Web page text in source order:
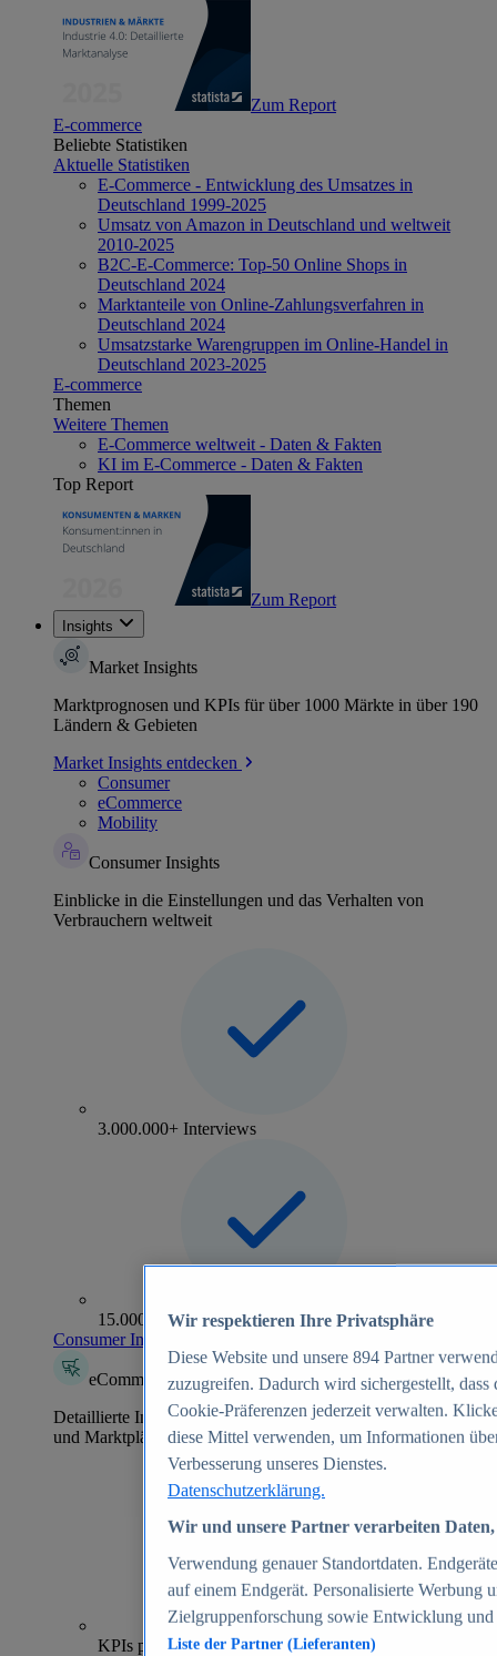
Zum Report
E-commerce
Beliebte Statistiken
Aktuelle Statistiken
E-Commerce - Entwicklung des Umsatzes in
Deutschland 1999-2025
Umsatz von Amazon in Deutschland und weltweit
2010-2025
B2C-E-Commerce: Top-50 Online Shops in
Deutschland 2024
Marktanteile von Online-Zahlungsverfahren in
Deutschland 2024
Umsatzstarke Warengruppen im Online-Handel in
Deutschland 2023-2025
E-commerce
Themen
Weitere Themen
E-Commerce weltweit - Daten & Fakten
KI im E-Commerce - Daten & Fakten
Top Report
Zum Report
Insights
Market Insights
Marktprognosen und KPIs für über 1000 Märkte in über 190
Ländern & Gebieten
Market Insights entdecken
Consumer
eCommerce
Mobility
Consumer Insights
Einblicke in die Einstellungen und das Verhalten von
Verbrauchern weltweit
3.000.000+ Interviews
15.000+ Marken
Consumer Insights entdecken
eCommerce Insights
Detaillierte Informationen zu mehr als 39.000 Online-Shops
und Marktplätzen
70+
KPIs pro Shop
Wir respektieren Ihre Privatsphäre
Diese Website und unsere 894 Partner
zuzugreifen. Dadurch wird sichergestellt,
Cookie-Präferenzen jederzeit verwalten.
diese Mittel verwenden, um Informationen
Verbesserung unseres Dienstes.
Datenschutzerklärung.
Wir und unsere Partner verarbeiten
Verwendung genauer Standortdaten.
auf einem Endgerät. Personalisierte Werbung
Zielgruppenforschung sowie Entwicklung
Liste der Partner (Lieferanten)